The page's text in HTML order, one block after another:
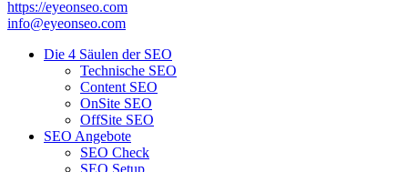
https://eyeonseo.com
info@eyeonseo.com
Die 4 Säulen der SEO
Technische SEO
Content SEO
OnSite SEO
OffSite SEO
SEO Angebote
SEO Check
SEO Setup